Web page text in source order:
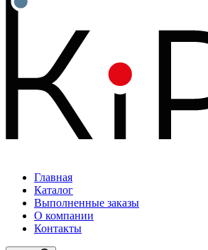
Главная
Каталог
Выполненные заказы
О компании
Контакты